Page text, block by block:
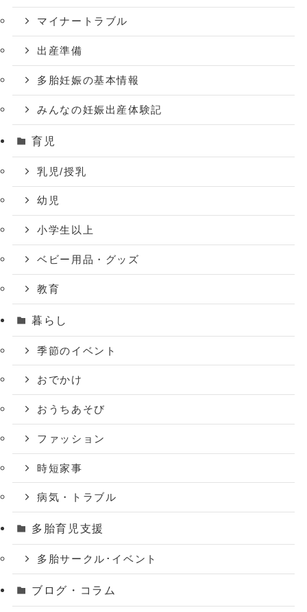
マイナートラブル
出産準備
多胎妊娠の基本情報
みんなの妊娠出産体験記
育児
乳児/授乳
幼児
小学生以上
ベビー用品・グッズ
教育
暮らし
季節のイベント
おでかけ
おうちあそび
ファッション
時短家事
病気・トラブル
多胎育児支援
多胎サークル･イベント
ブログ・コラム